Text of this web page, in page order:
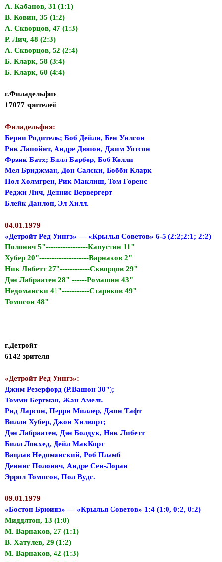
А. Кабанов, 31 (1:1)
В. Ковин, 35 (1:2)
А. Скворцов, 47 (1:3)
Р. Лич, 48 (2:3)
А. Скворцов, 52 (2:4)
Б. Кларк, 58 (3:4)
Б. Кларк, 60 (4:4)
г.Филадельфия
17077 зрителей
Филадельфия:
Берни Родитель; Боб Дейли, Бен Уилсон
Рик Лапойнт, Андре Дюпон, Джим Уотсон
Фрэнк Батх; Билл Барбер, Боб Келли
Мел Бриджман, Дон Салски, Бобби Кларк
Пол Холмгрен, Рик Маклиш, Том Горенс
Реджи Лич, Деннис Вервергерт
Блейк Данлоп, Эл Хилл.
04.01.1979
«Детройт Ред Уингз» — «Крылья Советов» 6-5 (2:2;2:1; 2:2)
Полонич 5"-----------------Капустин 11"
Хубер 20"--------------------Варнаков 2"
Ник Либетт 27"------------Скворцов 29"
Дэн Лабраатен 28" ------Ромашин 43"
Недомански 41"-----------Стариков 49"
Томпсон 48"
г.Детройт
6142 зрителя
«Детройт Ред Уингз»:
Джим Резерфорд (Р.Вашон 30");
Томми Бергман, Жан Амель
Рид Ларсон, Перри Миллер, Джон Тафт
Вилли Хубер, Джон Хилворт;
Дэн Лабраатен, Дэн Болдук, Ник Либетт
Билл Локхед, Дейл МакКорт
Вацлав Недоманский, Роб Пламб
Деннис Полонич, Андре Сен-Лоран
Эррол Томпсон, Пол Вудс.
09.01.1979
«Бостон Брюинз» — «Крылья Советов» 1:4 (1:0, 0:2, 0:2)
Миддлтон, 13 (1:0)
М. Варнаков, 27 (1:1)
В. Хатулев, 29 (1:2)
М. Варнаков, 42 (1:3)